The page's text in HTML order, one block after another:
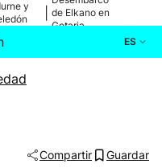
y
de Elkano en
Getaria
ES
Compartir Guardar